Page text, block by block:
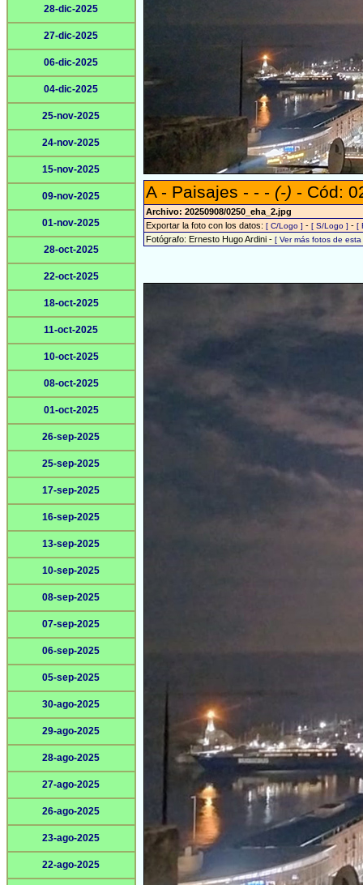
28-dic-2025
27-dic-2025
06-dic-2025
04-dic-2025
25-nov-2025
24-nov-2025
15-nov-2025
09-nov-2025
01-nov-2025
28-oct-2025
22-oct-2025
18-oct-2025
11-oct-2025
10-oct-2025
08-oct-2025
01-oct-2025
26-sep-2025
25-sep-2025
17-sep-2025
16-sep-2025
13-sep-2025
10-sep-2025
08-sep-2025
07-sep-2025
06-sep-2025
05-sep-2025
30-ago-2025
29-ago-2025
28-ago-2025
27-ago-2025
26-ago-2025
23-ago-2025
22-ago-2025
A - Paisajes - - - (-) - Cód:
Archivo: 20250908/0250_eha_2.jpg
Exportar la foto con los datos: [ C/Logo ] - [ S/Logo ] - [
Fotógrafo: Ernesto Hugo Ardini - [ Ver más fotos de